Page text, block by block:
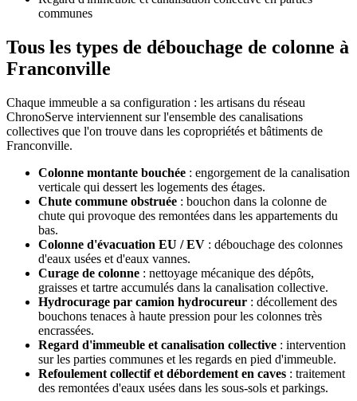
communes
Tous les types de débouchage de colonne à
Franconville
Chaque immeuble a sa configuration : les artisans du réseau
ChronoServe interviennent sur l'ensemble des canalisations
collectives que l'on trouve dans les copropriétés et bâtiments de
Franconville.
Colonne montante bouchée : engorgement de la canalisation
verticale qui dessert les logements des étages.
Chute commune obstruée : bouchon dans la colonne de
chute qui provoque des remontées dans les appartements du
bas.
Colonne d'évacuation EU / EV : débouchage des colonnes
d'eaux usées et d'eaux vannes.
Curage de colonne : nettoyage mécanique des dépôts,
graisses et tartre accumulés dans la canalisation collective.
Hydrocurage par camion hydrocureur : décollement des
bouchons tenaces à haute pression pour les colonnes très
encrassées.
Regard d'immeuble et canalisation collective : intervention
sur les parties communes et les regards en pied d'immeuble.
Refoulement collectif et débordement en caves : traitement
des remontées d'eaux usées dans les sous-sols et parkings.